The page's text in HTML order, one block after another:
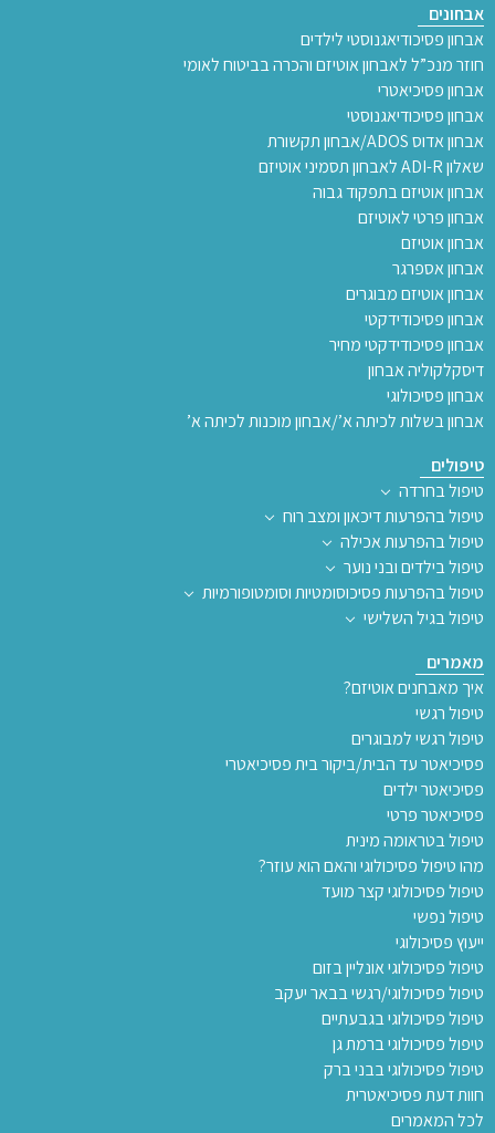
אבחונים
אבחון פסיכודיאגנוסטי לילדים
חוזר מנכ”ל לאבחון אוטיזם והכרה בביטוח לאומי
אבחון פסיכיאטרי
אבחון פסיכודיאגנוסטי
אבחון אדוס ADOS/אבחון תקשורת
שאלון ADI-R לאבחון תסמיני אוטיזם
אבחון אוטיזם בתפקוד גבוה
אבחון פרטי לאוטיזם
אבחון אוטיזם
אבחון אספרגר
אבחון אוטיזם מבוגרים
אבחון פסיכודידקטי
אבחון פסיכודידקטי מחיר
דיסקלקוליה אבחון
אבחון פסיכולוגי
אבחון בשלות לכיתה א’/אבחון מוכנות לכיתה א’
טיפולים
טיפול בחרדה
טיפול בהפרעות דיכאון ומצב רוח
טיפול בהפרעות אכילה
טיפול בילדים ובני נוער
טיפול בהפרעות פסיכוסומטיות וסומטופורמיות
טיפול בגיל השלישי
מאמרים
איך מאבחנים אוטיזם?
טיפול רגשי
טיפול רגשי למבוגרים
פסיכיאטר עד הבית/ביקור בית פסיכיאטרי
פסיכיאטר ילדים
פסיכיאטר פרטי
טיפול בטראומה מינית
מהו טיפול פסיכולוגי והאם הוא עוזר?
טיפול פסיכולוגי קצר מועד
טיפול נפשי
ייעוץ פסיכולוגי
טיפול פסיכולוגי אונליין בזום
טיפול פסיכולוגי/רגשי בבאר יעקב
טיפול פסיכולוגי בגבעתיים
טיפול פסיכולוגי ברמת גן
טיפול פסיכולוגי בבני ברק
חוות דעת פסיכיאטרית
לכל המאמרים